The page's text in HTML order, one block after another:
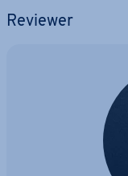
Reviewer